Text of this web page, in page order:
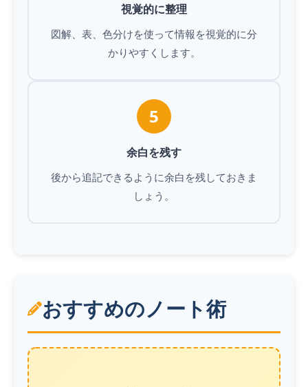
視覚的に整理
図解、表、色分けを使って情報を視覚的に分
かりやすくします。
5
余白を残す
後から追記できるように余白を残しておきま
しょう。
おすすめのノート術